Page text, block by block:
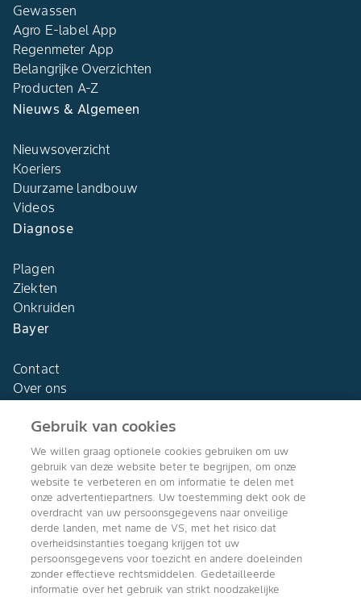
Gewassen
Agro E-label App
Regenmeter App
Belangrijke Overzichten
Producten A-Z
Nieuws & Algemeen
Nieuwsoverzicht
Koeriers
Duurzame landbouw
Videos
Diagnose
Plagen
Ziekten
Onkruiden
Bayer
Contact
Over ons
Agro Bayer
Nederland
Volg ons
Gebruik van cookies
We willen graag optionele cookies gebruiken om uw
gebruik van deze website beter te begrijpen, om onze
website te verbeteren en om informatie te delen met
onze advertentiepartners. Uw toestemming dekt ook de
overdracht van uw persoonsgegevens naar onveilige
derde landen, met name de VS, met het risico dat
overheidsinstanties toegang krijgen tot uw
persoonsgegevens voor toezicht en andere doeleinden
zonder effectieve rechtsmiddelen. Gedetailleerde
informatie over het gebruik van strikt noodzakelijke